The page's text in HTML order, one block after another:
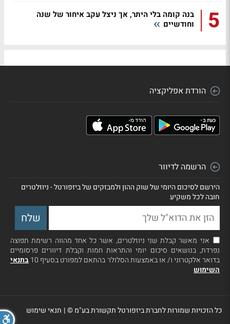
5
בנה קומה בלי היתר, אך ניצל עקב איחור של שנה
וחודשיים
הורדת אפליקציה
הרשמה לדיוור
הירשם לסיכום היומי של שוק ההון ולמבזקים של ביזפורטל - ניוזלטרים
חובה לכל משקיע
אני מאשר קבלת שני ניוזלטרים, אשר כל אחד מהווה רשימת תפוצה
נפרדת, בנושאים סיכום יומי והתראות חמות וקבלת דיוורים פרסומיים
בדואר אלקטרוני ו/ או באמצעות הסלולר בהתאם למפורט בסעיף 10
בתנאי
השימוש
כל הזכויות שמורות לחברת ביזפורטל תקשורת בע"מ ©| תנאי שימוש